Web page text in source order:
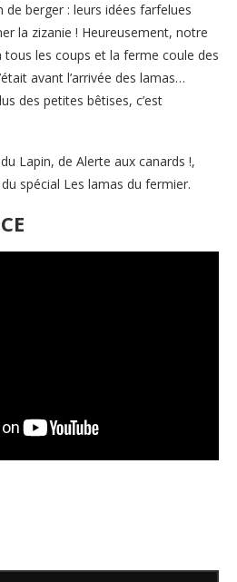
berger : leurs idées farfelues
la zizanie ! Heureusement, notre
tous les coups et la ferme coule des
avant l’arrivée des lamas…
des petites bêtises, c’est
Lapin, de Alerte aux canards !,
spécial Les lamas du fermier.